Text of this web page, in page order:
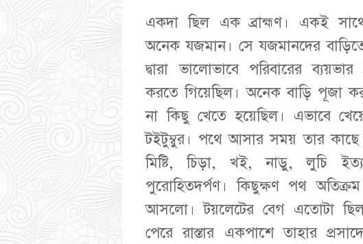
একদা ছিল এক ব্রাহ্মণ। একই
অনেক যজমান। সে যজমানদের
দ্বারা ভালোভাবে পরিবারের
করতে গিয়েছিল। অনেক বাড়ি পূজা
না কিছু খেতে হয়েছিল। এভাবে
টইটুম্বুর। পথে আসার সময় তার
মিষ্টি, চিড়া, খই, নাড়ু, লুচি
পুরোহিতদর্পণ। কিছুক্ষণ পথ
আসলো। টয়লেটের বেগ এতোটা ছিল
পেরে রাস্তার একপাশে তাহার